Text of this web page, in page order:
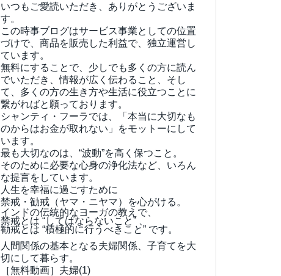
いつもご愛読いただき、ありがとうございま
す。
この時事ブログはサービス事業としての位置
づけで、商品を販売した利益で、独立運営し
ています。
無料にすることで、少しでも多くの方に読ん
でいただき、情報が広く伝わること、そし
て、 多くの方の生き方や生活に役立つことに
繋がればと願っております。
シャンティ・フーラでは、「本当に大切なも
のからはお金が取れない」をモットーにして
います。
最も大切なのは、“波動”を高く保つこと。
そのために必要な心身の浄化法など、いろん
な提言をしています。
人生を幸福に過ごすために
禁戒・勧戒（ヤマ・ニヤマ）を心がける。
インドの伝統的なヨーガの教えで、
禁戒とは “してはならないこと” 、
勧戒とは “積極的に行うべきこと” です。
人間関係の基本となる夫婦関係、子育てを大
切にして暮らす。
［無料動画］夫婦(1)